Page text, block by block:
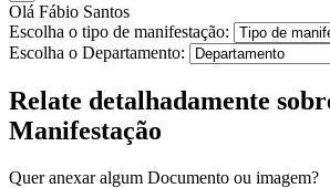
Olá Fábio Santos
Escolha o tipo de manifestação:
Escolha o Departamento:
Relate detalhadamente
Manifestação
Quer anexar algum Documento ou imagem?